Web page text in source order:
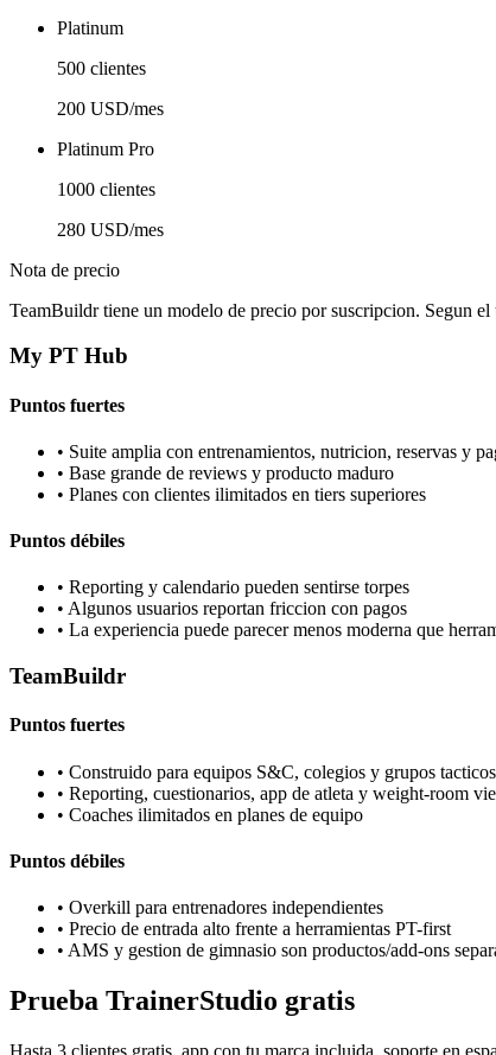
Platinum
500 clientes
200 USD/mes
Platinum Pro
1000 clientes
280 USD/mes
Nota de precio
TeamBuildr tiene un modelo de precio por suscripcion. Segun
My PT Hub
Puntos fuertes
• Suite amplia con entrenamientos, nutricion, reservas y
• Base grande de reviews y producto maduro
• Planes con clientes ilimitados en tiers superiores
Puntos débiles
• Reporting y calendario pueden sentirse torpes
• Algunos usuarios reportan friccion con pagos
• La experiencia puede parecer menos moderna que
TeamBuildr
Puntos fuertes
• Construido para equipos S&C, colegios y grupos tacticos
• Reporting, cuestionarios, app de atleta y weight-room
• Coaches ilimitados en planes de equipo
Puntos débiles
• Overkill para entrenadores independientes
• Precio de entrada alto frente a herramientas PT-first
• AMS y gestion de gimnasio son productos/add-ons
Prueba TrainerStudio gratis
Hasta 3 clientes gratis, app con tu marca incluida, soporte en